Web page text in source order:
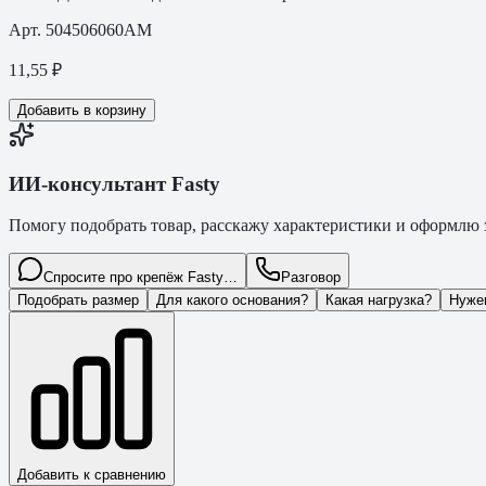
Арт. 504506060AM
11,55 ₽
Добавить в корзину
ИИ-консультант Fasty
Помогу подобрать товар, расскажу характеристики и оформлю
Спросите про крепёж Fasty…
Разговор
Подобрать размер
Для какого основания? Какая нагрузка?
Добавить к сравнению